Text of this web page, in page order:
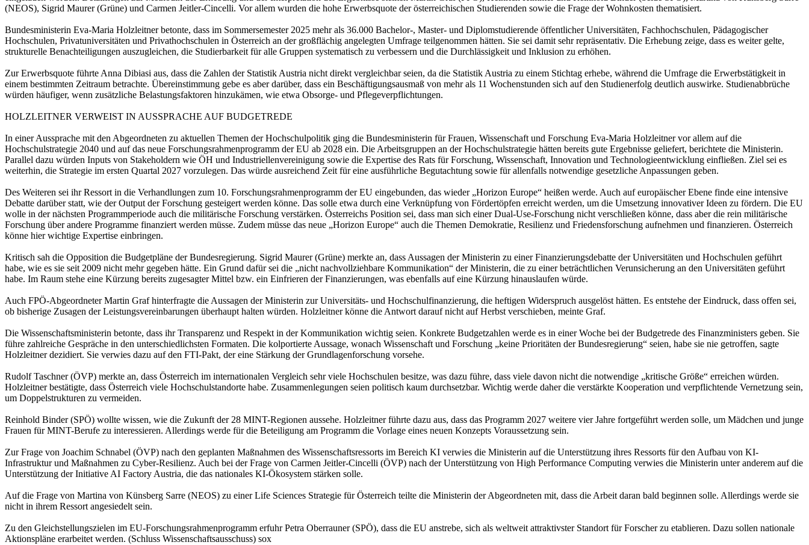
(NEOS), Sigrid Maurer (Grüne) und Carmen Jeitler-Cincelli. Vor allem wurden die hohe Erwerbsquote der österreichischen Studierenden sowie die Frage der Wohnkosten thematisiert.
Bundesministerin Eva-Maria Holzleitner betonte, dass im Sommersemester 2025 mehr als 36.000 Bachelor-, Master- und Diplomstudierende öffentlicher Universitäten, Fachhochschulen, Pädagogischer
Hochschulen, Privatuniversitäten und Privathochschulen in Österreich an der großflächig angelegten Umfrage teilgenommen hätten. Sie sei damit sehr repräsentativ. Die Erhebung zeige, dass es weiter gelte,
strukturelle Benachteiligungen auszugleichen, die Studierbarkeit für alle Gruppen systematisch zu verbessern und die Durchlässigkeit und Inklusion zu erhöhen.
Zur Erwerbsquote führte Anna Dibiasi aus, dass die Zahlen der Statistik Austria nicht direkt vergleichbar seien, da die Statistik Austria zu einem Stichtag erhebe, während die Umfrage die Erwerbstätigkeit in
einem bestimmten Zeitraum betrachte. Übereinstimmung gebe es aber darüber, dass ein Beschäftigungsausmaß von mehr als 11 Wochenstunden sich auf den Studienerfolg deutlich auswirke. Studienabbrüche
würden häufiger, wenn zusätzliche Belastungsfaktoren hinzukämen, wie etwa Obsorge- und Pflegeverpflichtungen.
HOLZLEITNER VERWEIST IN AUSSPRACHE AUF BUDGETREDE
In einer Aussprache mit den Abgeordneten zu aktuellen Themen der Hochschulpolitik ging die Bundesministerin für Frauen, Wissenschaft und Forschung Eva-Maria Holzleitner vor allem auf die
Hochschulstrategie 2040 und auf das neue Forschungsrahmenprogramm der EU ab 2028 ein. Die Arbeitsgruppen an der Hochschulstrategie hätten bereits gute Ergebnisse geliefert, berichtete die Ministerin.
Parallel dazu würden Inputs von Stakeholdern wie ÖH und Industriellenvereinigung sowie die Expertise des Rats für Forschung, Wissenschaft, Innovation und Technologieentwicklung einfließen. Ziel sei es
weiterhin, die Strategie im ersten Quartal 2027 vorzulegen. Das würde ausreichend Zeit für eine ausführliche Begutachtung sowie für allenfalls notwendige gesetzliche Anpassungen geben.
Des Weiteren sei ihr Ressort in die Verhandlungen zum 10. Forschungsrahmenprogramm der EU eingebunden, das wieder „Horizon Europe“ heißen werde. Auch auf europäischer Ebene finde eine intensive
Debatte darüber statt, wie der Output der Forschung gesteigert werden könne. Das solle etwa durch eine Verknüpfung von Fördertöpfen erreicht werden, um die Umsetzung innovativer Ideen zu fördern. Die EU
wolle in der nächsten Programmperiode auch die militärische Forschung verstärken. Österreichs Position sei, dass man sich einer Dual-Use-Forschung nicht verschließen könne, dass aber die rein militärische
Forschung über andere Programme finanziert werden müsse. Zudem müsse das neue „Horizon Europe“ auch die Themen Demokratie, Resilienz und Friedensforschung aufnehmen und finanzieren. Österreich
könne hier wichtige Expertise einbringen.
Kritisch sah die Opposition die Budgetpläne der Bundesregierung. Sigrid Maurer (Grüne) merkte an, dass Aussagen der Ministerin zu einer Finanzierungsdebatte der Universitäten und Hochschulen geführt
habe, wie es sie seit 2009 nicht mehr gegeben hätte. Ein Grund dafür sei die „nicht nachvollziehbare Kommunikation“ der Ministerin, die zu einer beträchtlichen Verunsicherung an den Universitäten geführt
habe. Im Raum stehe eine Kürzung bereits zugesagter Mittel bzw. ein Einfrieren der Finanzierungen, was ebenfalls auf eine Kürzung hinauslaufen würde.
Auch FPÖ-Abgeordneter Martin Graf hinterfragte die Aussagen der Ministerin zur Universitäts- und Hochschulfinanzierung, die heftigen Widerspruch ausgelöst hätten. Es entstehe der Eindruck, dass offen sei,
ob bisherige Zusagen der Leistungsvereinbarungen überhaupt halten würden. Holzleitner könne die Antwort darauf nicht auf Herbst verschieben, meinte Graf.
Die Wissenschaftsministerin betonte, dass ihr Transparenz und Respekt in der Kommunikation wichtig seien. Konkrete Budgetzahlen werde es in einer Woche bei der Budgetrede des Finanzministers geben. Sie
führe zahlreiche Gespräche in den unterschiedlichsten Formaten. Die kolportierte Aussage, wonach Wissenschaft und Forschung „keine Prioritäten der Bundesregierung“ seien, habe sie nie getroffen, sagte
Holzleitner dezidiert. Sie verwies dazu auf den FTI-Pakt, der eine Stärkung der Grundlagenforschung vorsehe.
Rudolf Taschner (ÖVP) merkte an, dass Österreich im internationalen Vergleich sehr viele Hochschulen besitze, was dazu führe, dass viele davon nicht die notwendige „kritische Größe“ erreichen würden.
Holzleitner bestätigte, dass Österreich viele Hochschulstandorte habe. Zusammenlegungen seien politisch kaum durchsetzbar. Wichtig werde daher die verstärkte Kooperation und verpflichtende Vernetzung sein,
um Doppelstrukturen zu vermeiden.
Reinhold Binder (SPÖ) wollte wissen, wie die Zukunft der 28 MINT-Regionen aussehe. Holzleitner führte dazu aus, dass das Programm 2027 weitere vier Jahre fortgeführt werden solle, um Mädchen und junge
Frauen für MINT-Berufe zu interessieren. Allerdings werde für die Beteiligung am Programm die Vorlage eines neuen Konzepts Voraussetzung sein.
Zur Frage von Joachim Schnabel (ÖVP) nach den geplanten Maßnahmen des Wissenschaftsressorts im Bereich KI verwies die Ministerin auf die Unterstützung ihres Ressorts für den Aufbau von KI-
Infrastruktur und Maßnahmen zu Cyber-Resilienz. Auch bei der Frage von Carmen Jeitler-Cincelli (ÖVP) nach der Unterstützung von High Performance Computing verwies die Ministerin unter anderem auf die
Unterstützung der Initiative AI Factory Austria, die das nationales KI-Ökosystem stärken solle.
Auf die Frage von Martina von Künsberg Sarre (NEOS) zu einer Life Sciences Strategie für Österreich teilte die Ministerin der Abgeordneten mit, dass die Arbeit daran bald beginnen solle. Allerdings werde sie
nicht in ihrem Ressort angesiedelt sein.
Zu den Gleichstellungszielen im EU-Forschungsrahmenprogramm erfuhr Petra Oberrauner (SPÖ), dass die EU anstrebe, sich als weltweit attraktivster Standort für Forscher zu etablieren. Dazu sollen nationale
Aktionspläne erarbeitet werden. (Schluss Wissenschaftsausschuss) sox